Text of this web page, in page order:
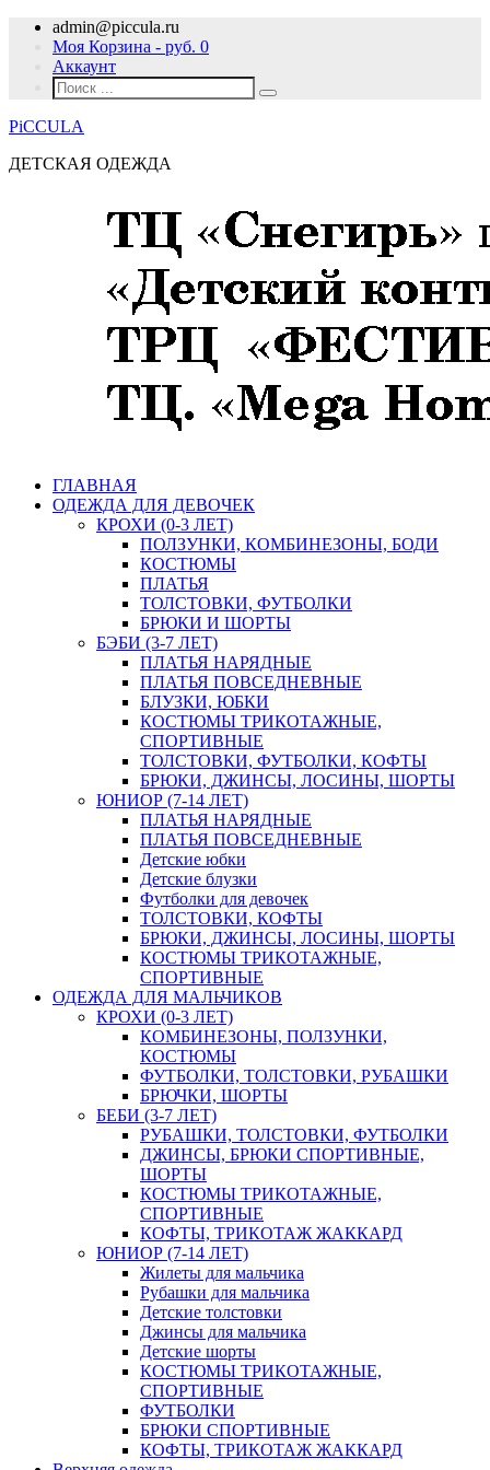
admin@piccula.ru
Моя Корзина - руб. 0
Аккаунт
PiCCULA
ДЕТСКАЯ ОДЕЖДА
ГЛАВНАЯ
ОДЕЖДА ДЛЯ ДЕВОЧЕК
КРОХИ (0-3 ЛЕТ)
ПОЛЗУНКИ, КОМБИНЕЗОНЫ, БОДИ
КОСТЮМЫ
ПЛАТЬЯ
ТОЛСТОВКИ, ФУТБОЛКИ
БРЮКИ И ШОРТЫ
БЭБИ (3-7 ЛЕТ)
ПЛАТЬЯ НАРЯДНЫЕ
ПЛАТЬЯ ПОВСЕДНЕВНЫЕ
БЛУЗКИ, ЮБКИ
КОСТЮМЫ ТРИКОТАЖНЫЕ,
СПОРТИВНЫЕ
ТОЛСТОВКИ, ФУТБОЛКИ, КОФТЫ
БРЮКИ, ДЖИНСЫ, ЛОСИНЫ, ШОРТЫ
ЮНИОР (7-14 ЛЕТ)
ПЛАТЬЯ НАРЯДНЫЕ
ПЛАТЬЯ ПОВСЕДНЕВНЫЕ
Детские юбки
Детские блузки
Футболки для девочек
ТОЛСТОВКИ, КОФТЫ
БРЮКИ, ДЖИНСЫ, ЛОСИНЫ, ШОРТЫ
КОСТЮМЫ ТРИКОТАЖНЫЕ,
СПОРТИВНЫЕ
ОДЕЖДА ДЛЯ МАЛЬЧИКОВ
КРОХИ (0-3 ЛЕТ)
КОМБИНЕЗОНЫ, ПОЛЗУНКИ,
КОСТЮМЫ
ФУТБОЛКИ, ТОЛСТОВКИ, РУБАШКИ
БРЮЧКИ, ШОРТЫ
БЕБИ (3-7 ЛЕТ)
РУБАШКИ, ТОЛСТОВКИ, ФУТБОЛКИ
ДЖИНСЫ, БРЮКИ СПОРТИВНЫЕ,
ШОРТЫ
КОСТЮМЫ ТРИКОТАЖНЫЕ,
СПОРТИВНЫЕ
КОФТЫ, ТРИКОТАЖ ЖАККАРД
ЮНИОР (7-14 ЛЕТ)
Жилеты для мальчика
Рубашки для мальчика
Детские толстовки
Джинсы для мальчика
Детские шорты
КОСТЮМЫ ТРИКОТАЖНЫЕ,
СПОРТИВНЫЕ
ФУТБОЛКИ
БРЮКИ СПОРТИВНЫЕ
КОФТЫ, ТРИКОТАЖ ЖАККАРД